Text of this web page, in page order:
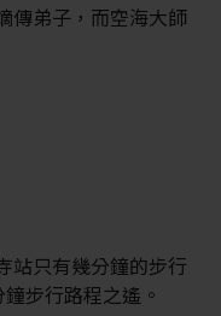
傳弟子，而空海大師
站只有幾分鐘的步行
步行路程之遙。